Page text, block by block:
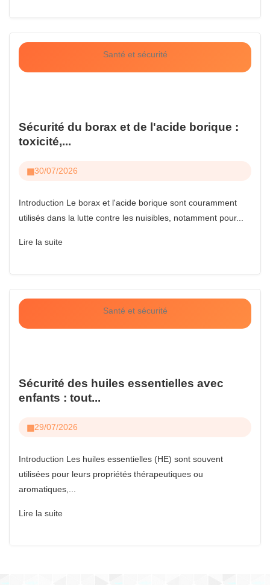
Santé et sécurité
Sécurité du borax et de l'acide borique :
toxicité,...
30/07/2026
Introduction Le borax et l'acide borique sont couramment
utilisés dans la lutte contre les nuisibles, notamment pour...
Lire la suite
Santé et sécurité
Sécurité des huiles essentielles avec
enfants : tout...
29/07/2026
Introduction Les huiles essentielles (HE) sont souvent
utilisées pour leurs propriétés thérapeutiques ou
aromatiques,...
Lire la suite